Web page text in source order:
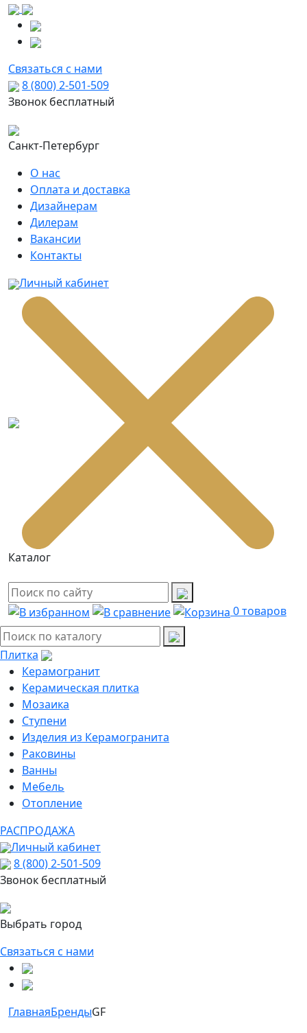
Связаться с нами
8 (800) 2-501-509
Звонок бесплатный
Санкт-Петербург
О нас
Оплата и доставка
Дизайнерам
Дилерам
Вакансии
Контакты
Личный кабинет
Каталог
0товаров
Плитка
Керамогранит
Керамическая плитка
Мозаика
Ступени
Изделия из Керамогранита
Раковины
Ванны
Мебель
Отопление
РАСПРОДАЖА
Личный кабинет
8 (800) 2-501-509
Звонок бесплатный
Выбрать город
Связаться с нами
ГлавнаяБрендыGF